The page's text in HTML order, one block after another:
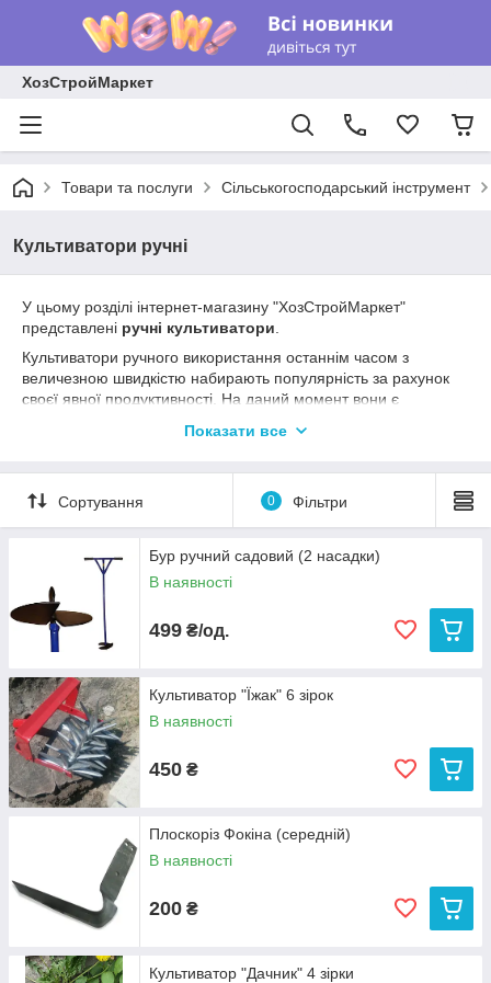
ХозСтройМаркет
Товари та послуги Сільськогосподарський інструмент
Культиватори ручні
У цьому розділі інтернет-магазину "ХозСтройМаркет"
представлені ручні культиватори
Культиватори ручного використання останнім часом з
величезною швидкістю набирають популярність за рахунок
своєї явної продуктивності. На даний момент вони є
До переваг представлених в нашому інтернет-магазині
пристроїв можна віднести наступне: вони прості у
використанні і не потребують багато часу для освоєння,
можуть спокійно зберігатися в кутку сараю поруч з іншим
сільськогосподарським інвентарем.
Показати все
Сортування 0 Фільтри
Бур ручний садовий (2 насадки)
В наявності
499 ₴/од.
Культиватор "Їжак" 6 зірок
В наявності
450 ₴
Плоскоріз Фокіна (середній)
В наявності
200 ₴
Культиватор "Дачник" 4 зірки